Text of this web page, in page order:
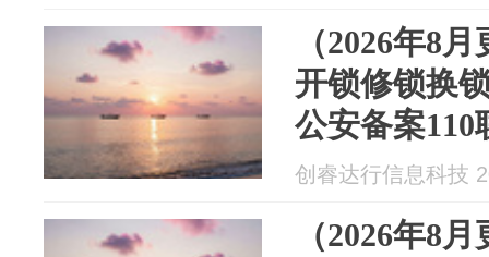
（2026年8
开锁修锁换
公安备案110
创睿达行信息科技
（2026年8